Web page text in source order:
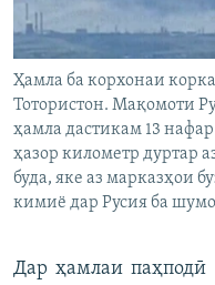
Ҳамла ба корхонаи
Тотористон. Мақомоти
ҳамла дастикам 13
ҳазор километр дуртар
буда, яке аз марказҳои
кимиё дар Русия ба
Дар ҳамлаи